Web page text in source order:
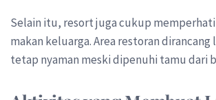
Selain itu, resort juga cukup
makan keluarga. Area restoran dirancang
tetap nyaman meski dipenuhi tamu dari